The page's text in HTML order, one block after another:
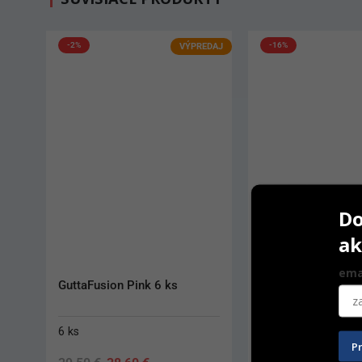
AKCIA
-16%
G-aenial Universal Flo
3,4 g
-4%
Ketac Molar